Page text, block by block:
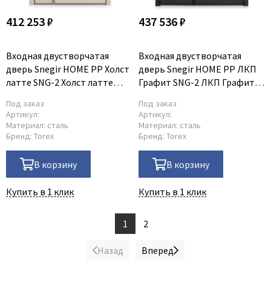
412 253 ₽
Входная двустворчатая
дверь Snegir HOME PP Холст
латте SNG-2 Холст латте
Под заказ
Артикул:
Материал: сталь
Бренд: Torex
В корзину
Купить в 1 клик
437 536 ₽
Входная двустворчатая
дверь Snegir HOME PP ЛКП
Графит SNG-2 ЛКП Графит
Под заказ
Артикул:
Материал: сталь
Бренд: Torex
В корзину
Купить в 1 клик
Назад
1 2
Вперед